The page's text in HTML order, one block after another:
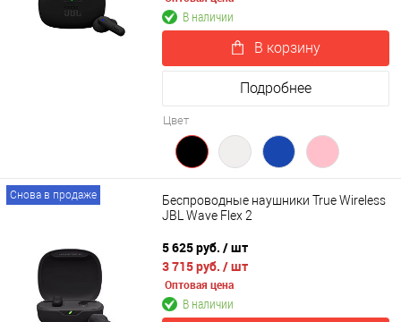
В наличии
В корзину
Подробнее
Цвет
Снова в продаже
Беспроводные наушники True Wireless
JBL Wave Flex 2
5 625 руб. / шт
3 715 руб. / шт
Оптовая цена
В наличии